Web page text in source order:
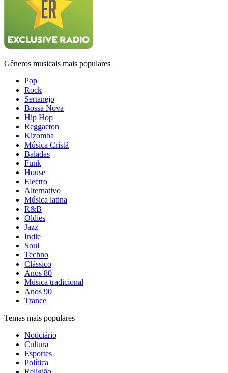
Gêneros musicais mais populares
Pop
Rock
Sertanejo
Bossa Nova
Hip Hop
Reggaeton
Kizomba
Música Cristã
Baladas
Funk
House
Electro
Alternativo
Música latina
R&B
Oldies
Jazz
Indie
Soul
Techno
Clássico
Anos 80
Música tradicional
Anos 90
Trance
Temas mais populares
Noticiário
Cultura
Esportes
Política